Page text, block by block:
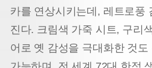
카를 연상시키는데, 레트로풍
진다. 크림색 가죽 시트, 구리
어로 옛 감성을 극대화한 것